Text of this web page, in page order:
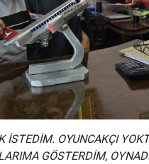
İSTEDİM. OYUNCAKÇI
GÖSTERDİM,